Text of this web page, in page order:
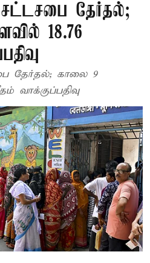
தேர்தல்;
18.76
தேர்தல்; காலை 9
வாக்குப்பதிவு